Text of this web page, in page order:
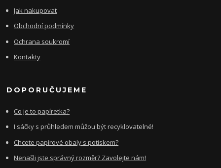
Jak nakupovat
Obchodní podmínky
Ochrana soukromí
Kontakty
DOPORUČUJEME
Co je to papíretka?
I sáčky s průhledem můžou být recyklovatelné!
Chcete papírové obaly s potiskem?
Nenašli jste správný rozměr? Zavolejte nám!